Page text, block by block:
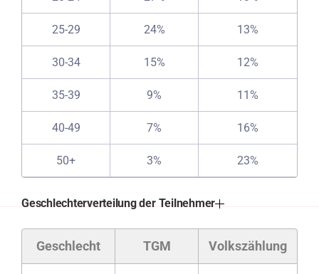
25-29 24% 13%
30-34 15% 12%
35-39 9% 11%
40-49 7% 16%
50+ 3% 23%
Geschlechterverteilung der Teilnehmer
Geschlecht TGM Volkszählung